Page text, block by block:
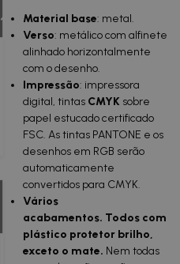
Material base: metal.
Verso: metálico com alfinete
alinhado horizontalmente
com o desenho.
Impressão: impressora
digital, tintas CMYK sobre
papel estucado certificado
FSC. As tintas PANTONE e os
desenhos em RGB serão
automaticamente
convertidos para CMYK.
Vários
acabamentos. Todos com
plástico protetor brilho,
exceto o mate. Nem todas